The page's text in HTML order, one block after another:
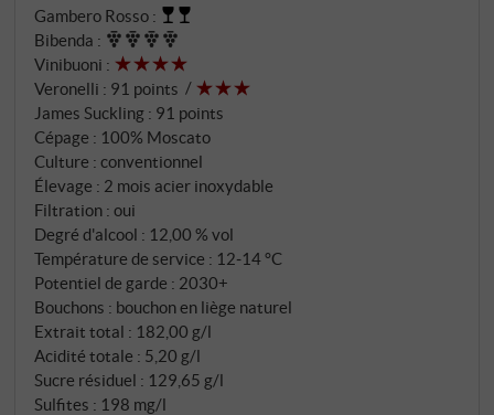
merveilleusement plein jusqu'à la fin de bouche. Son
équilibre parfait entre douceur et acidité ennoblira
chaque fin de repas. SUPERIORE.DE
Gambero Rosso :
Bibenda :
Vinibuoni :
Veronelli : 91 points
James Suckling : 91 points
Cépage : 100% Moscato
Culture : conventionnel
Élevage : 2 mois acier inoxydable
Filtration : oui
Degré d'alcool : 12,00 % vol
Température de service : 12‑14 °C
Potentiel de garde : 2030+
Bouchons : bouchon en liège naturel
Extrait total : 182,00 g/l
Acidité totale : 5,20 g/l
Sucre résiduel : 129,65 g/l
Sulfites : 198 mg/l